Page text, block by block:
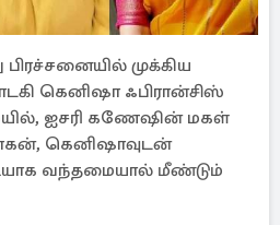
முக்கிய
கெனிஷா ஃபிரான்சிஸ்
ஐசரி கணேஷின் மகள்
கெனிஷாவுடன்
வந்தமையால் மீண்டும்